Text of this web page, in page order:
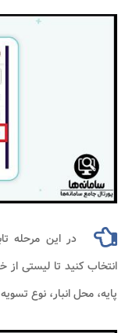
در این مرحله
انتخاب کنید تا لیستی
پایه، محل انبار، نوع